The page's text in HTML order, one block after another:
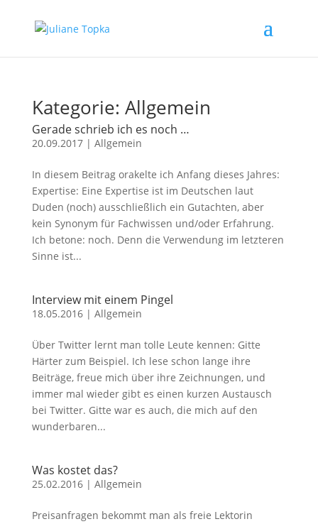
Kategorie: Allgemein
Gerade schrieb ich es noch …
20.09.2017| Allgemein
In diesem Beitrag orakelte ich Anfang dieses Jahres:
Expertise: Eine Expertise ist im Deutschen laut
Duden (noch) ausschließlich ein Gutachten, aber
kein Synonym für Fachwissen und/oder Erfahrung.
Ich betone: noch. Denn die Verwendung im letzteren
Sinne ist...
Interview mit einem Pingel
18.05.2016| Allgemein
Über Twitter lernt man tolle Leute kennen: Gitte
Härter zum Beispiel. Ich lese schon lange ihre
Beiträge, freue mich über ihre Zeichnungen, und
immer mal wieder gibt es einen kurzen Austausch
bei Twitter. Gitte war es auch, die mich auf den
wunderbaren...
Was kostet das?
25.02.2016| Allgemein
Preisanfragen bekommt man als freie Lektorin